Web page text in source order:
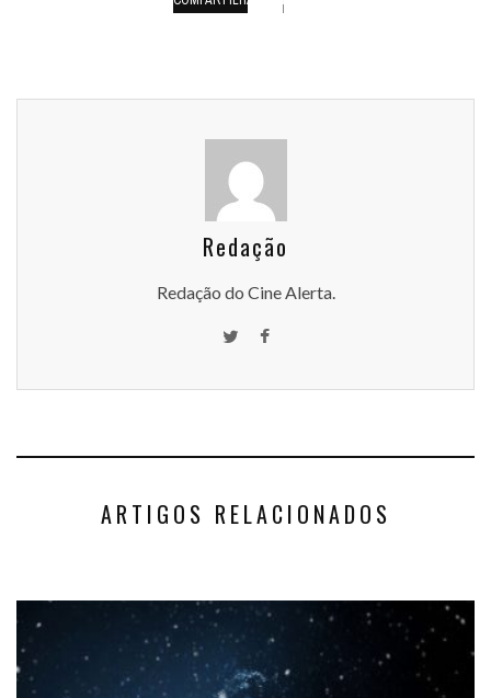
Redação
Redação do Cine Alerta.
ARTIGOS RELACIONADOS